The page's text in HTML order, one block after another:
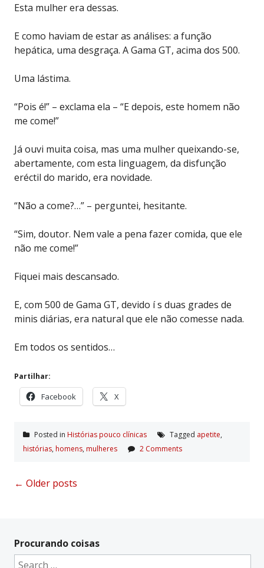
Esta mulher era dessas.
E como haviam de estar as análises: a função
hepática, uma desgraça. A Gama GT, acima dos 500.
Uma lástima.
“Pois é!” – exclama ela – “E depois, este homem não
me come!”
Já ouvi muita coisa, mas uma mulher queixando-se,
abertamente, com esta linguagem, da disfunção
eréctil do marido, era novidade.
“Não a come?…” – perguntei, hesitante.
“Sim, doutor. Nem vale a pena fazer comida, que ele
não me come!”
Fiquei mais descansado.
E, com 500 de Gama GT, devido í s duas grades de
minis diárias, era natural que ele não comesse nada.
Em todos os sentidos…
Partilhar:
Facebook X
Posted in Histórias pouco clí­nicas Tagged apetite,
histórias, homens, mulheres 2 Comments
Posts
← Older posts
Procurando coisas
Search